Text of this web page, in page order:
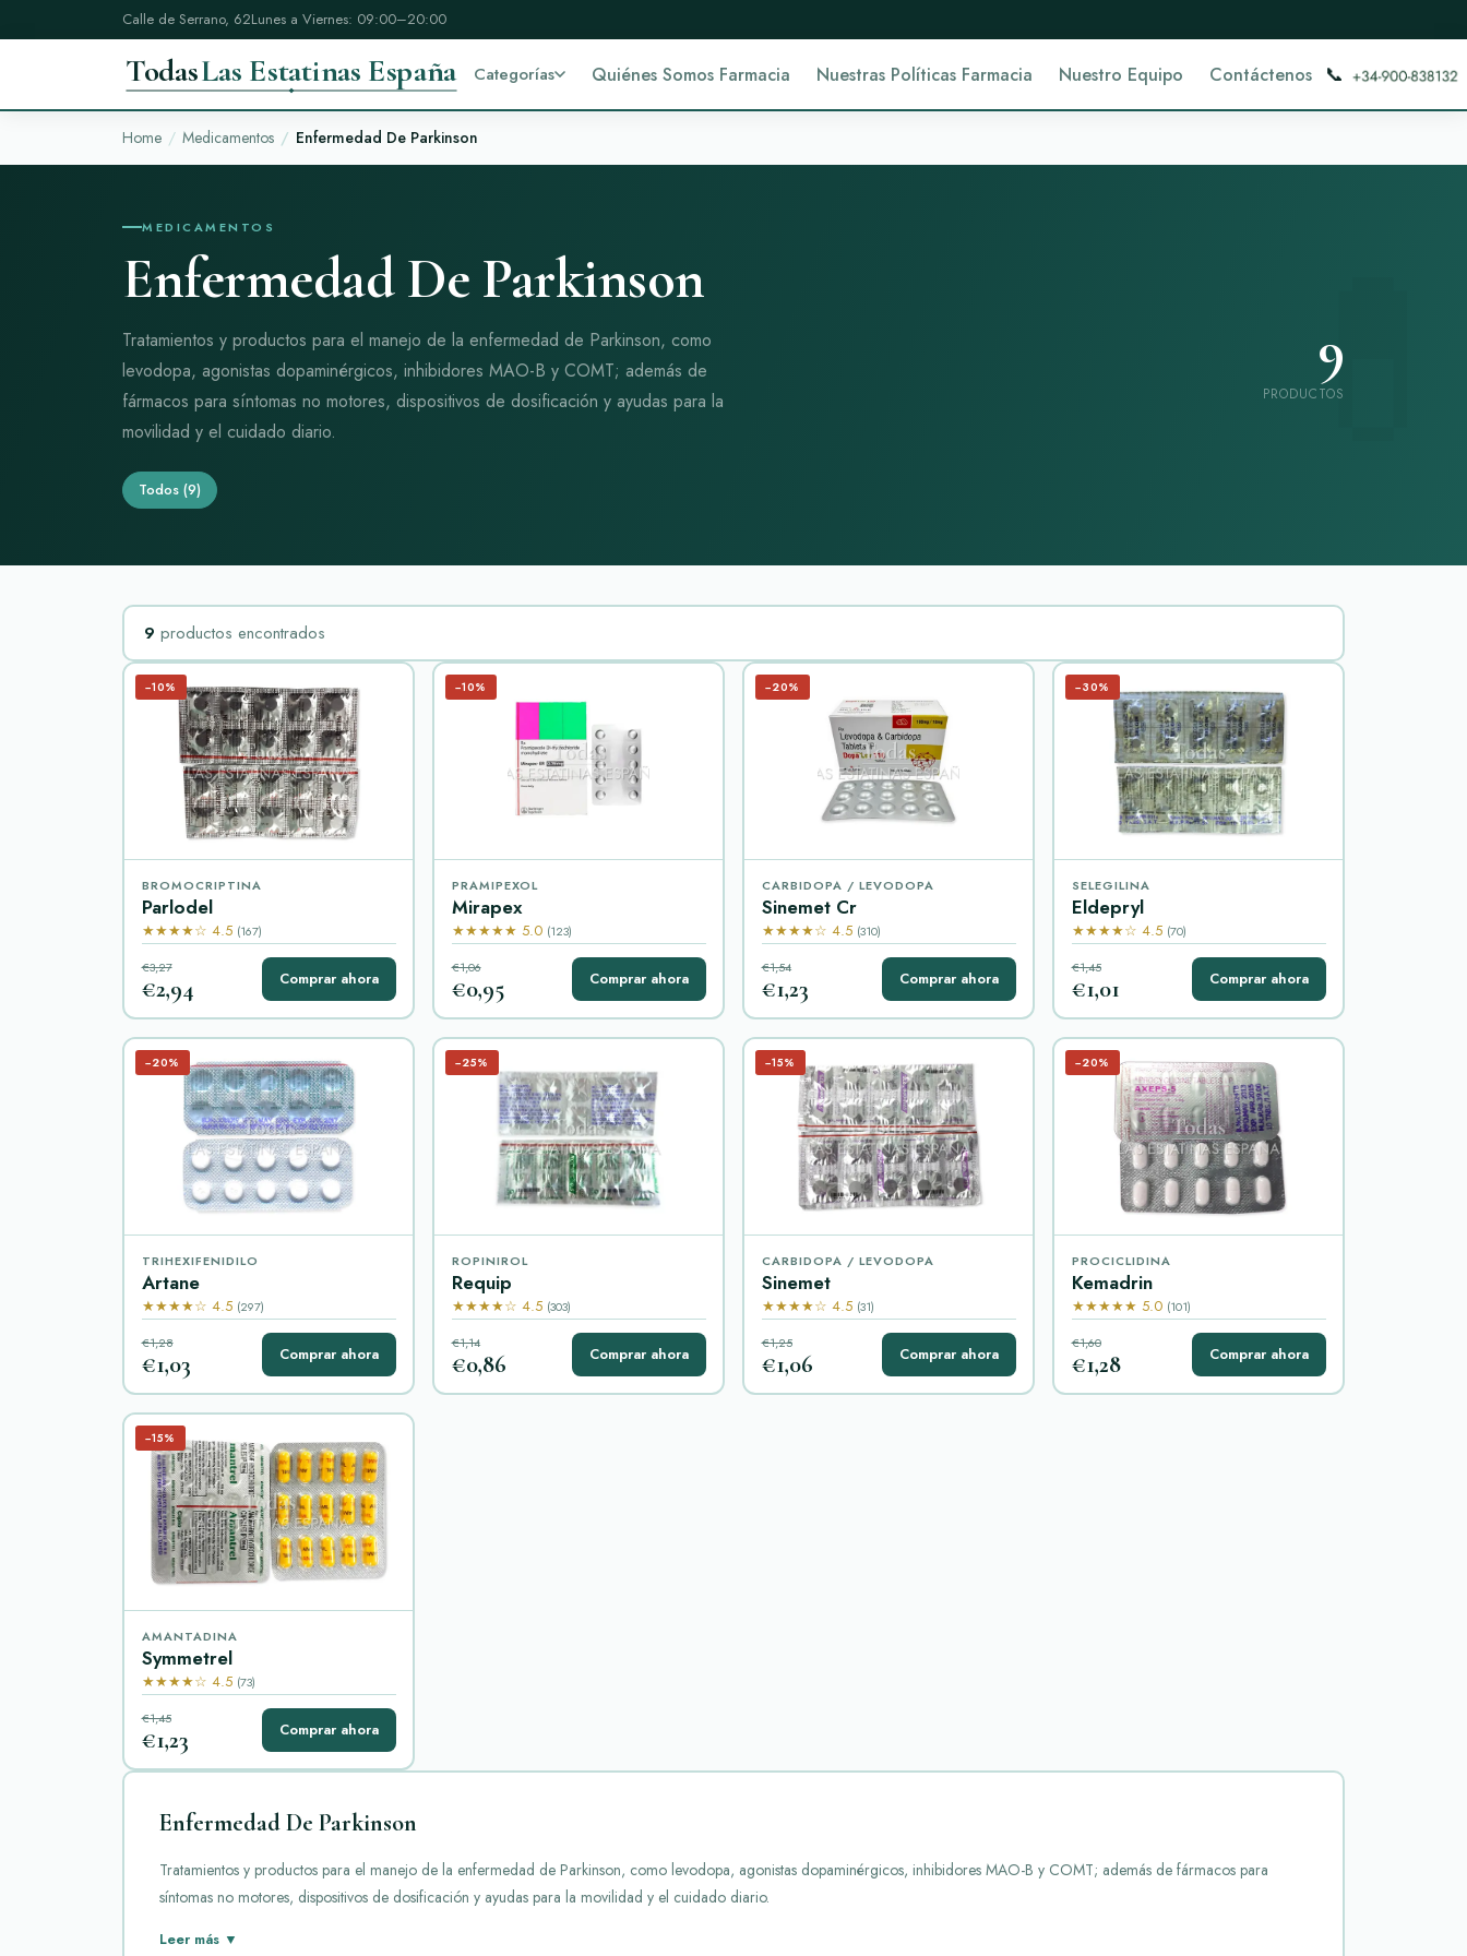
Calle de Serrano, 62Lunes a Viernes: 09:00–20:00
TodasLas Estatinas España Categorías Quiénes Somos Farmacia Nuestras Políticas Farmacia Nuestro Equipo Contáctenos 📞
Home Medicamentos Enfermedad De Parkinson
MEDICAMENTOS
Enfermedad De Parkinson
Tratamientos y productos para el manejo de la enfermedad de Parkinson, como
levodopa, agonistas dopaminérgicos, inhibidores MAO-B y COMT; además de
fármacos para síntomas no motores, dispositivos de dosificación y ayudas para la
movilidad y el cuidado diario.
Todos (9)
9
PRODUCTOS
9 productos encontrados
−10%
BROMOCRIPTINA
Parlodel
★★★★☆ 4.5 (167)
€3,27
€2,94 Comprar ahora
−10%
PRAMIPEXOL
Mirapex
★★★★★ 5.0 (123)
€1,06
€0,95 Comprar ahora
−20%
CARBIDOPA / LEVODOPA
Sinemet Cr
★★★★☆ 4.5 (310)
€1,54
€1,23 Comprar ahora
−30%
SELEGILINA
Eldepryl
★★★★☆ 4.5 (70)
€1,45
€1,01 Comprar ahora
−20%
TRIHEXIFENIDILO
Artane
★★★★☆ 4.5 (297)
€1,28
€1,03 Comprar ahora
−25%
ROPINIROL
Requip
★★★★☆ 4.5 (303)
€1,14
€0,86 Comprar ahora
−15%
CARBIDOPA / LEVODOPA
Sinemet
★★★★☆ 4.5 (31)
€1,25
€1,06 Comprar ahora
−20%
PROCICLIDINA
Kemadrin
★★★★★ 5.0 (101)
€1,60
€1,28 Comprar ahora
−15%
AMANTADINA
Symmetrel
★★★★☆ 4.5 (73)
€1,45
€1,23 Comprar ahora
Enfermedad De Parkinson
Tratamientos y productos para el manejo de la enfermedad de Parkinson, como levodopa, agonistas dopaminérgicos, inhibidores MAO-B y COMT; además de fármacos para
síntomas no motores, dispositivos de dosificación y ayudas para la movilidad y el cuidado diario.
Los medicamentos para la enfermedad de Parkinson y cuadros parkinsonianos se emplean para controlar los síntomas relacionados con la disminución de la dopamina en el
Leer más ▼